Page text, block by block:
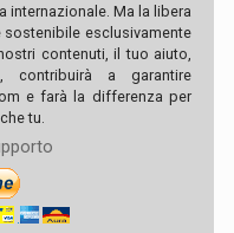
internazionale. Ma la libera
esclusivamente
contenuti, il tuo aiuto,
contribuirà a garantire
e farà la differenza per
tu.